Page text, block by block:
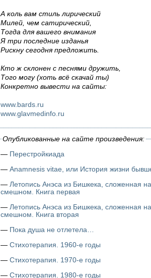
А коль вам стиль лирический
Милей, чем сатирический,
Тогда для вашего внимания
Я три последние изданья
Рискну сегодня предложить.
Кто ж склонен с песнями дружить,
Того могу (хоть всё скачай ты)
Конкретно вывести на сайты:
www.bards.ru
www.glavmedinfo.ru
Опубликованные на сайте произведения:
— Перестройкиада
—
— Летопись Анэса из Бишкека, сложенная
смешном. Книга первая
— Летопись Анэса из Бишкека, сложенная
смешном. Книга вторая
— Пока душа не отлетела…
— Стихотерапия. 1960-е годы
— Стихотерапия. 1970-е годы
— Стихотерапия. 1980-е годы